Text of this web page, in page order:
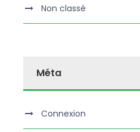
Non classé
Méta
Connexion